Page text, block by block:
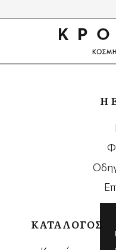
Η
ΚΑΤΑΛΟΓΟΣ